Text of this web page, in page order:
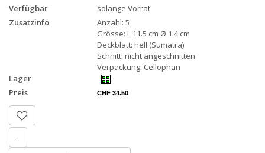
Verfügbar
solange Vorrat
Zusatzinfo
Anzahl: 5
Grösse: L 11.5 cm Ø 1.4 cm
Deckblatt: hell (Sumatra)
Schnitt: nicht angeschnitten
Verpackung: Cellophan
Lager
Preis
CHF 34.50
-